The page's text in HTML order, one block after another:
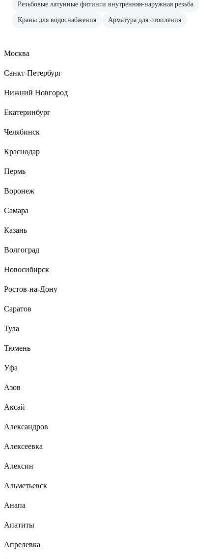
Резьбовые латунные фитинги внутренняя-наружная резьба
Краны для водоснабжения Арматура для отопления
Москва
Санкт-Петербург
Нижний Новгород
Екатеринбург
Челябинск
Краснодар
Пермь
Воронеж
Самара
Казань
Волгоград
Новосибирск
Ростов-на-Дону
Саратов
Тула
Тюмень
Уфа
Азов
Аксай
Александров
Алексеевка
Алексин
Альметьевск
Анапа
Апатиты
Апрелевка